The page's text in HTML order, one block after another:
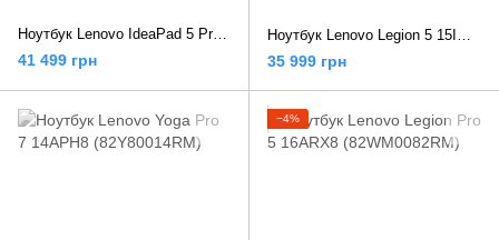
Ноутбук Lenovo IdeaPad 5 Pro 16APH8 (83AR0014RM)
41 499 грн 35 999 грн
−4%